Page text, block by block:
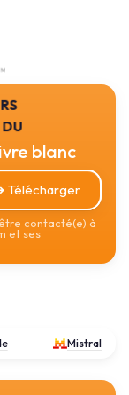
blanc
Télécharger
contacté(e) à
et ses
Mistral